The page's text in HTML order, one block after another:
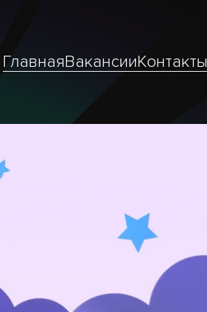
ГлавнаяВакансииКонтакты